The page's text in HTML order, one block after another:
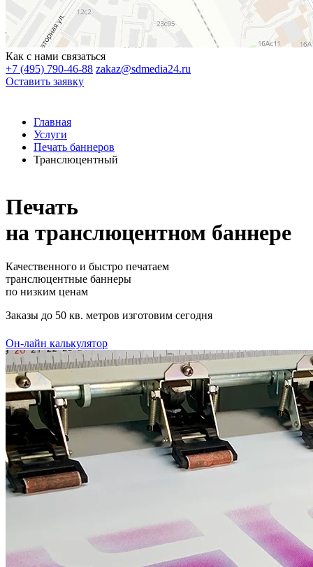
Как с нами связаться
+7 (495) 790-46-88 zakaz@sdmedia24.ru
Оставить заявку
Главная
Услуги
Печать баннеров
Транслюцентный
Печать
на транслюцентном баннере
Качественного и быстро печатаем
транслюцентные баннеры
по низким ценам
Заказы до 50 кв. метров изготовим сегодня
Он-лайн калькулятор